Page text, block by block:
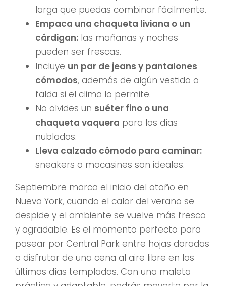
larga que puedas combinar fácilmente.
Empaca una chaqueta liviana o un
cárdigan: las mañanas y noches
pueden ser frescas.
Incluye un par de jeans y pantalones
cómodos, además de algún vestido o
falda si el clima lo permite.
No olvides un suéter fino o una
chaqueta vaquera para los días
nublados.
Lleva calzado cómodo para caminar:
sneakers o mocasines son ideales.
Septiembre marca el inicio del otoño en
Nueva York, cuando el calor del verano se
despide y el ambiente se vuelve más fresco
y agradable. Es el momento perfecto para
pasear por Central Park entre hojas doradas
o disfrutar de una cena al aire libre en los
últimos días templados. Con una maleta